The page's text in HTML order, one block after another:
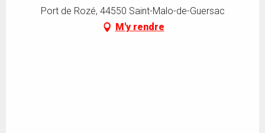
Port de Rozé, 44550 Saint-Malo-de-Guersac
M'y rendre